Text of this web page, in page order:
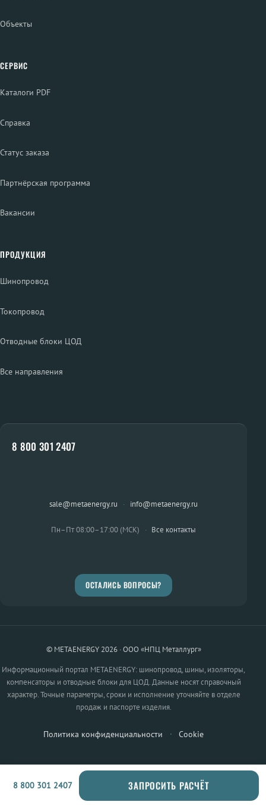
Объекты
СЕРВИС
Каталоги PDF
Справка
Статус заказа
Партнёрская программа
Вакансии
ПРОДУКЦИЯ
Шинопровод
Токопровод
Отводные блоки ЦОД
Все направления
8 800 301 2407
sale@metaenergy.ru · info@metaenergy.ru
Пн–Пт 08:00–17:00 (МСК) · Все контакты
ОСТАЛИСЬ ВОПРОСЫ?
© METAENERGY 2026 · ООО «НПЦ Металлург»
Информационный портал METAENERGY: шинопровод, шины, изоляторы,
компенсаторы и отводные блоки для ЦОД. Данные носят справочный
характер. Точные параметры, сроки и исполнение уточняйте в отделе
продаж и паспорте изделия.
Политика конфиденциальности · Cookie
8 800 301 2407 ЗАПРОСИТЬ РАСЧЁТ